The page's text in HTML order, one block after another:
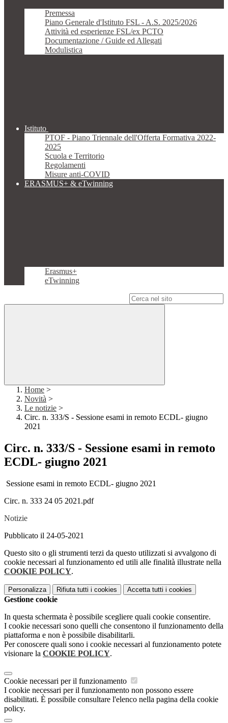
Premessa
Piano Generale d'Istituto FSL - A.S. 2025/2026
Attività ed esperienze FSL/ex PCTO
Documentazione / Guide ed Allegati
Modulistica
Istituto
PTOF - Piano Triennale dell'Offerta Formativa 2022-
2025
Scuola e Territorio
Regolamenti
Misure anti-COVID
ERASMUS+ & eTwinning
Erasmus+
eTwinning
Home >
Novità >
Le notizie >
Circ. n. 333/S - Sessione esami in remoto ECDL- giugno
2021
Circ. n. 333/S - Sessione esami in remoto
ECDL- giugno 2021
Sessione esami in remoto ECDL- giugno 2021
Circ. n. 333 24 05 2021.pdf
Notizie
Pubblicato il 24-05-2021
Questo sito o gli strumenti terzi da questo utilizzati si avvalgono di
cookie necessari al funzionamento ed utili alle finalità illustrate nella
COOKIE POLICY.
Personalizza Rifiuta tutti i cookies Accetta tutti i cookies
Gestione cookie
In questa schermata è possibile scegliere quali cookie consentire.
I cookie necessari sono quelli che consentono il funzionamento della
piattaforma e non è possibile disabilitarli.
Per conoscere quali sono i cookie necessari al funzionamento potete
visionare la COOKIE POLICY.
Cookie necessari per il funzionamento
I cookie necessari per il funzionamento non possono essere
disabilitati. È possibile consultare l'elenco nella pagina della cookie
policy.